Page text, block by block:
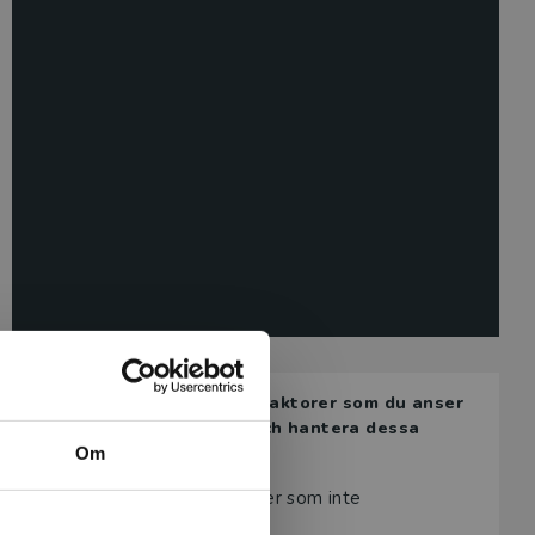
Om
det några särskilda riskfaktorer som du anser
för att förebygga och hantera dessa
det finns många riskfaktorer som inte